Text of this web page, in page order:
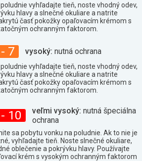
vyhľadajte tieň, noste vhodný odev,
hlavy a slnečné okuliare a natrite
časť pokožky opaľovacím krémom s
ochranným faktorom.
7 vysoký: nutná ochrana
vyhľadajte tieň, noste vhodný odev,
hlavy a slnečné okuliare a natrite
časť pokožky opaľovacím krémom s
ochranným faktorom.
10 veľmi vysoký: nutná špeciálna
ochrana
sa pobytu vonku na poludnie. Ak to nie je
vyhľadajte tieň. Noste slnečné okuliare,
oblečenie a pokrývku hlavy. Používajte
krém s vysokým ochranným faktorom